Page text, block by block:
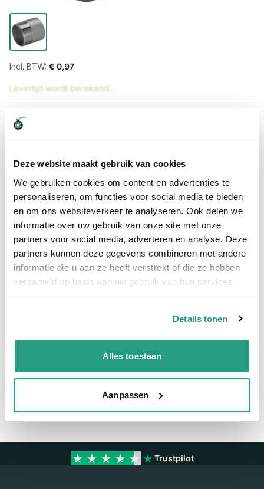
Deze website maakt gebruik van cookies
We gebruiken cookies om content en advertenties te
personaliseren, om functies voor social media te bieden
en om ons websiteverkeer te analyseren. Ook delen we
informatie over uw gebruik van onze site met onze
partners voor social media, adverteren en analyse. Deze
partners kunnen deze gegevens combineren met andere
informatie die u aan ze heeft verstrekt of die ze hebben
verzameld op basis van uw gebruik van hun services.
Details tonen
Alles toestaan
Aanpassen
€ 0,97
Levertijd wordt berekend...
Snelle levering
Snel naar
Meer informatie
Maatvoering koppeling 1/4" x 30mm
Materiaal RVS
Vragen? Neem dan nu contact op
We zijn beschikbaar van ma t/m vr van 08:00 tot 17:00 uur.
Neem contact met ons op
Trustpilot